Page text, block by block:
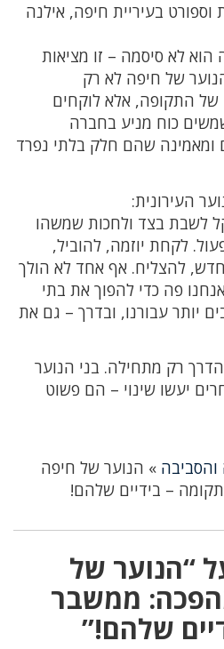
בעיריית חיפה, אילנה
לא סיסמה – זו מציאות
של חיפה לא רק
התקופה, אלא לוקחים
כוח מניע בחברה
ומאמינה שהם חלק בלתי נפרד
העירונית:
לשבת בצד ולחכות שמשהו
לקחת יוזמה, להוביל,
להצליח. אף אחד לא הולך
פה כדי להפוך את בתי
יותר עבורנו, ובדרך – גם את
אבל הדרך רק מתחילה. בני הנוער
יעשו שינוי – הם פשוט
» הנוער של חיפה
– בידיים שלהם!
“הנוער של
ממשבר
שלהם!”